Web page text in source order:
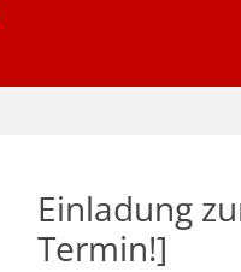
Einladung
Termin!]